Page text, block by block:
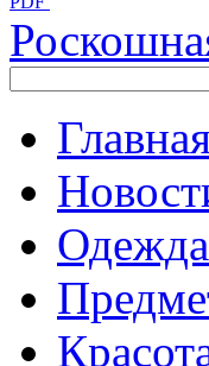
Одежда